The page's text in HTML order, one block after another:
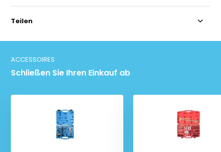
Teilen
ACCESSOIRES
Schließen Sie Ihren Einkauf ab